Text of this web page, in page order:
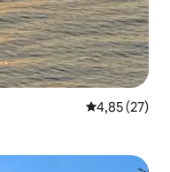
Évaluation
4,85 (27)